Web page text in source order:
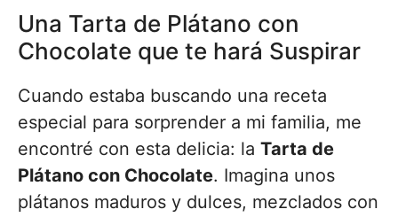
Una Tarta de Plátano con
Chocolate que te hará Suspirar
Cuando estaba buscando una receta
especial para sorprender a mi familia, me
encontré con esta delicia: la Tarta de
Plátano con Chocolate. Imagina unos
plátanos maduros y dulces, mezclados con